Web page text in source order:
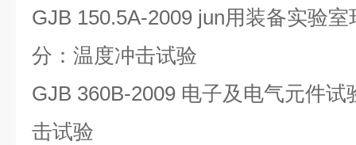
GJB 150.5A-2009 jun用装备实验
分：温度冲击试验
GJB 360B-2009 电子及电气元件
击试验